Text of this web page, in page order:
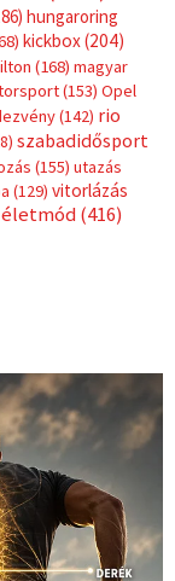
kickbox(204)
(168)
magyar
(153)
Opel
(142)
rio
szabadidősport
(155)utazás
(129)
vitorlázás
életmód(416)